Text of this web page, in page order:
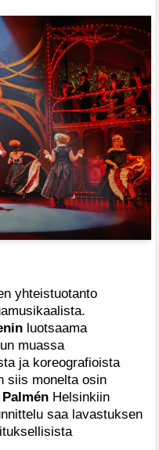
yhteistuotanto
luotsaama
muassa
ja koreografioista
siis monelta osin
Helsinkiin
saa lavastuksen